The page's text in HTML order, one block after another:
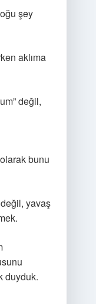
şey
aklıma
değil,
bunu
yavaş
duyduk.